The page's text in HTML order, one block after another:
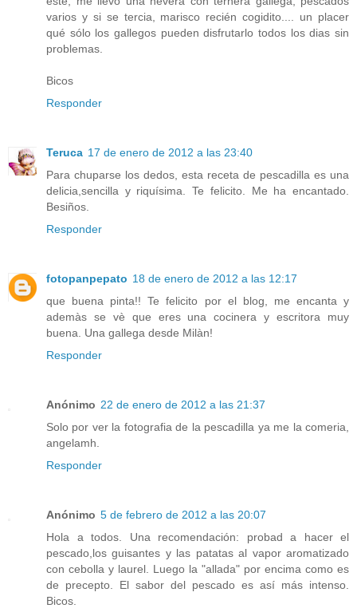
varios y si se tercia, marisco recién cogidito.... un placer
qué sólo los gallegos pueden disfrutarlo todos los dias sin
problemas.
Bicos
Responder
Teruca 17 de enero de 2012 a las 23:40
Para chuparse los dedos, esta receta de pescadilla es una
delicia,sencilla y riquísima. Te felicito. Me ha encantado.
Besiños.
Responder
fotopanpepato 18 de enero de 2012 a las 12:17
que buena pinta!! Te felicito por el blog, me encanta y
ademàs se vè que eres una cocinera y escritora muy
buena. Una gallega desde Milàn!
Responder
Anónimo 22 de enero de 2012 a las 21:37
Solo por ver la fotografia de la pescadilla ya me la comeria,
angelamh.
Responder
Anónimo 5 de febrero de 2012 a las 20:07
Hola a todos. Una recomendación: probad a hacer el
pescado,los guisantes y las patatas al vapor aromatizado
con cebolla y laurel. Luego la "allada" por encima como es
de precepto. El sabor del pescado es así más intenso.
Bicos.